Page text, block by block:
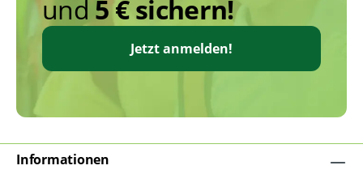
und 5 € sichern!
Jetzt anmelden!
Informationen